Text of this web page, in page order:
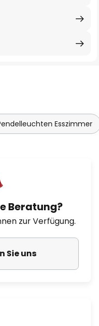
Esszimmer
Beratung?
zur Verfügung.
Sie uns